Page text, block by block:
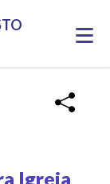
Igreja